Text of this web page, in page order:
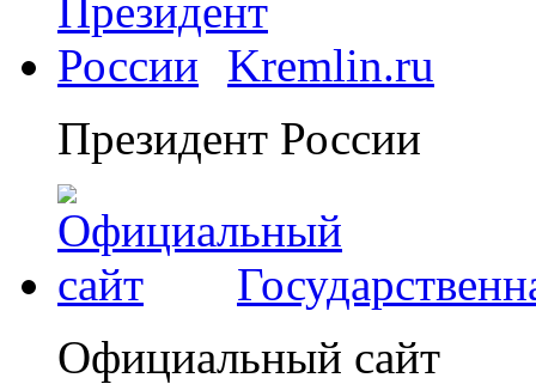
Kremlin.ru
Президент России
Официальный сайт